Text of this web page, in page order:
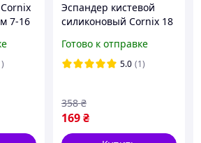
7-16
Q-
Эспандер кистевой
силиконовый Cornix 18
Готово к отправке
5.0 (1)
169 ₴
358 ₴